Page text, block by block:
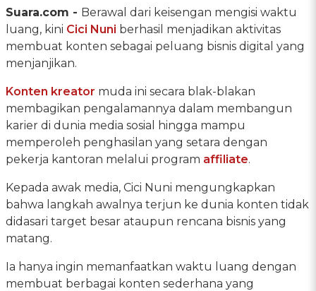
Suara.com - Berawal dari keisengan mengisi waktu
luang, kini Cici Nuni berhasil menjadikan aktivitas
membuat konten sebagai peluang bisnis digital yang
menjanjikan.
Konten kreator muda ini secara blak-blakan
membagikan pengalamannya dalam membangun
karier di dunia media sosial hingga mampu
memperoleh penghasilan yang setara dengan
pekerja kantoran melalui program affiliate.
Kepada awak media, Cici Nuni mengungkapkan
bahwa langkah awalnya terjun ke dunia konten tidak
didasari target besar ataupun rencana bisnis yang
matang.
Ia hanya ingin memanfaatkan waktu luang dengan
membuat berbagai konten sederhana yang